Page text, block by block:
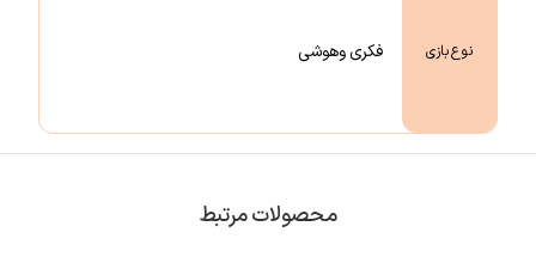
نوع بازی فکری وهوشی
محصولات مرتبط